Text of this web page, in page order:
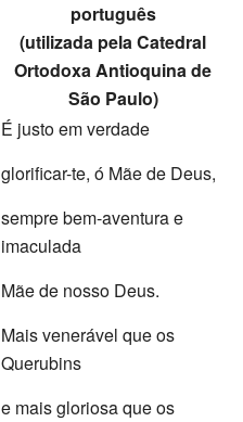
português
(utilizada pela Catedral
Ortodoxa Antioquina de
São Paulo)
É justo em verdade
glorificar-te, ó Mãe de Deus,
sempre bem-aventura e
imaculada
Mãe de nosso Deus.
Mais venerável que os
Querubins
e mais gloriosa que os